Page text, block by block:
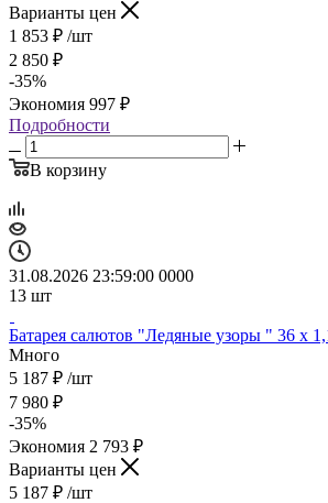
Варианты цен
1 853 ₽ /шт
2 850 ₽
-35%
Экономия 997 ₽
Подробности
В корзину
31.08.2026 23:59:00 0000
13 шт
Батарея салютов "Ледяные узоры " 36 х
Много
5 187 ₽ /шт
7 980 ₽
-35%
Экономия 2 793 ₽
Варианты цен
5 187 ₽ /шт